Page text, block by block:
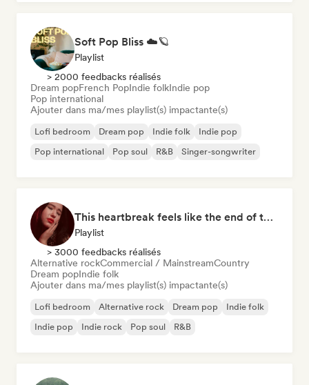
Soft Pop Bliss ☁️🪐
Playlist
> 2000 feedbacks réalisés
Dream popFrench PopIndie folkIndie pop
Pop international
Ajouter dans ma/mes playlist(s) impactante(s)
Lofi bedroom Dream pop Indie folk
Indie pop
Pop international
Pop soul R&B Singer-songwriter
This heartbreak feels like the end of the world
Playlist
> 3000 feedbacks réalisés
Alternative rockCommercial / MainstreamCountry
Dream popIndie folk
Ajouter dans ma/mes playlist(s) impactante(s)
Lofi bedroom Alternative rock Dream pop
Indie folk
Indie pop
Indie rock Pop soul R&B